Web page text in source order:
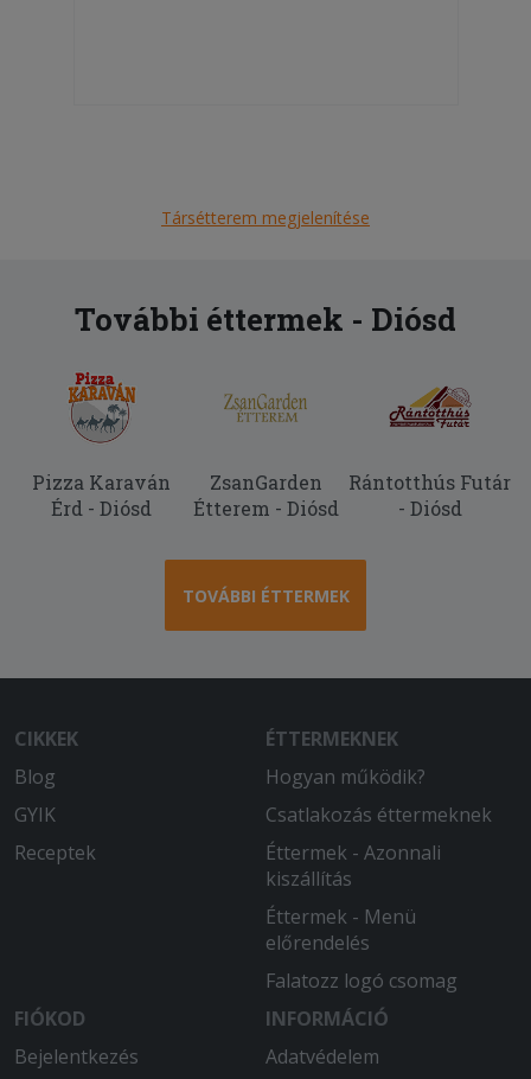
Társétterem megjelenítése
További éttermek - Diósd
Pizza Karaván
Érd - Diósd
ZsanGarden
Étterem - Diósd
Rántotthús Futár
- Diósd
TOVÁBBI ÉTTERMEK
CIKKEK
Blog
GYIK
Receptek
ÉTTERMEKNEK
Hogyan működik?
Csatlakozás éttermeknek
Éttermek - Azonnali
kiszállítás
Éttermek - Menü
előrendelés
Falatozz logó csomag
FIÓKOD
Bejelentkezés
INFORMÁCIÓ
Adatvédelem